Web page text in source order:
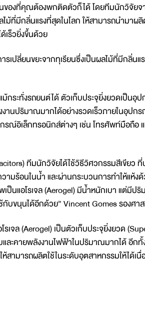
นของที่คุณต้องพกติดตัวก็ได้ โดยทีมนักวิจัย
ม้ที่มีกลิ่นแรงที่สุดในโลก ให้สามารถนำมา
เร็วยิ่งขึ้นด้วย
ลี่ยนขยะจากทุเรียนซึ่งเป็นผลไม้ที่มีกลิ่นแร
ระทั่งรถยนต์ได้ ตัวเก็บประจุยิ่งยวดเป็นอุ
านปริมาณมากได้อย่างรวดเร็วภายในอุปก
ณ์อิเล็กทรอนิกส์ต่างๆ เช่น โทรศัพท์มือถือ แ
ทีมนักวิจัยได้ใช้วิธีวิศวกรรมสีเขียว
มร้อนในน้ำ และผ่านกระบวนการทำให้แห้งด้
ป็นแอโรเจล (Aerogel) มีน้ำหนักเบา แต่มีป
บขนุนได้อีกด้วย” Vincent Gomes รองศา
เจล (Aerogel) เป็นตัวเก็บประจุยิ่งยวด
ะคายพลังงานไฟฟ้าในปริมาณมากได้ อีก
ามารถผลิตใช้ในระดับอุตสาหกรรมให้ได้เ